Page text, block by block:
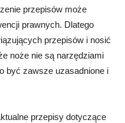
przepisów może
prawnych. Dlatego
przepisów i nosić
noże nie są narzędziami
być zawsze uzasadnione i
przepisy dotyczące